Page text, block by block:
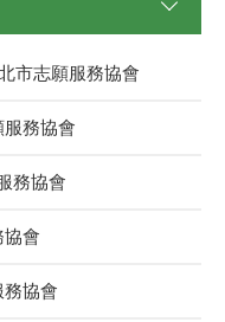
市志願服務協會
務協會
務協會
會
協會